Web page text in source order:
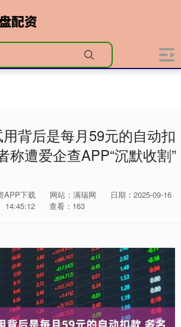
背后是每月59元的自动扣
称遭爱企查APP“沉默收割”
APP下载 网站：满瑞网
日期：2025-09-16
14:45:12
查看：163